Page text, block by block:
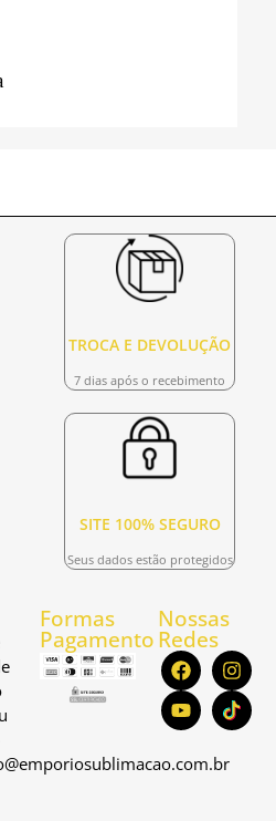
TROCA E DEVOLUÇÃO
7 dias após o recebimento
SITE 100% SEGURO
Seus dados estão protegidos
Formas
Pagamento
Nossas
Redes